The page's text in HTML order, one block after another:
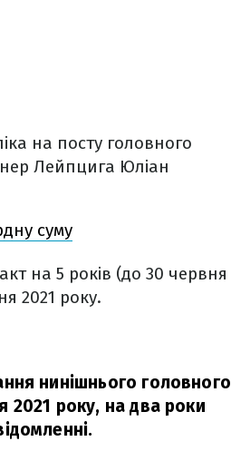
на посту головного
Лейпцига Юліан
суму
на 5 років (до 30 червня
2021 року.
нинішнього головного
2021 року, на два роки